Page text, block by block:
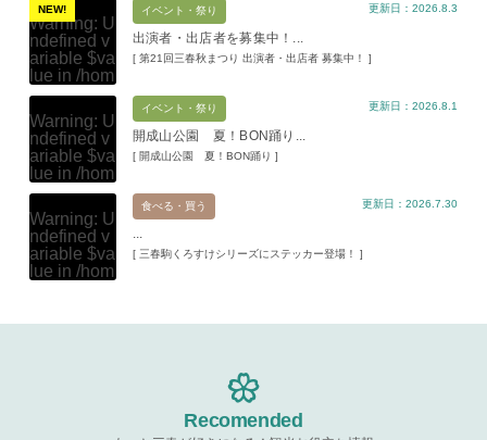
NEW!
Warning: U
ndefined v
ariable $va
lue in /hom
e/xs11945
9/miharuko
ma.com/pu
blic_html/w
p-content/t
hemes/mih
aru/templat
e-parts/pic
up.phpon l
ine19
Warning: A
イベント・祭り
出演者・出店者を募集中！...
[ 第21回三春秋まつり 出演者・出店者 募集中！ ]
更新日：2026.8.3
Warning: U
ndefined v
ariable $va
lue in /hom
e/xs11945
9/miharuko
ma.com/pu
blic_html/w
p-content/t
hemes/mih
up.phpon l
イベント・祭り
開成山公園 夏！BON踊り...
[ 開成山公園 夏！BON踊り ]
更新日：2026.8.1
Warning: U
ndefined v
ariable $va
lue in /hom
ma.com/pu
食べる・買う
...
[ 三春駒くろすけシリーズにステッカー登場！ ]
更新日：2026.7.30
Recomended